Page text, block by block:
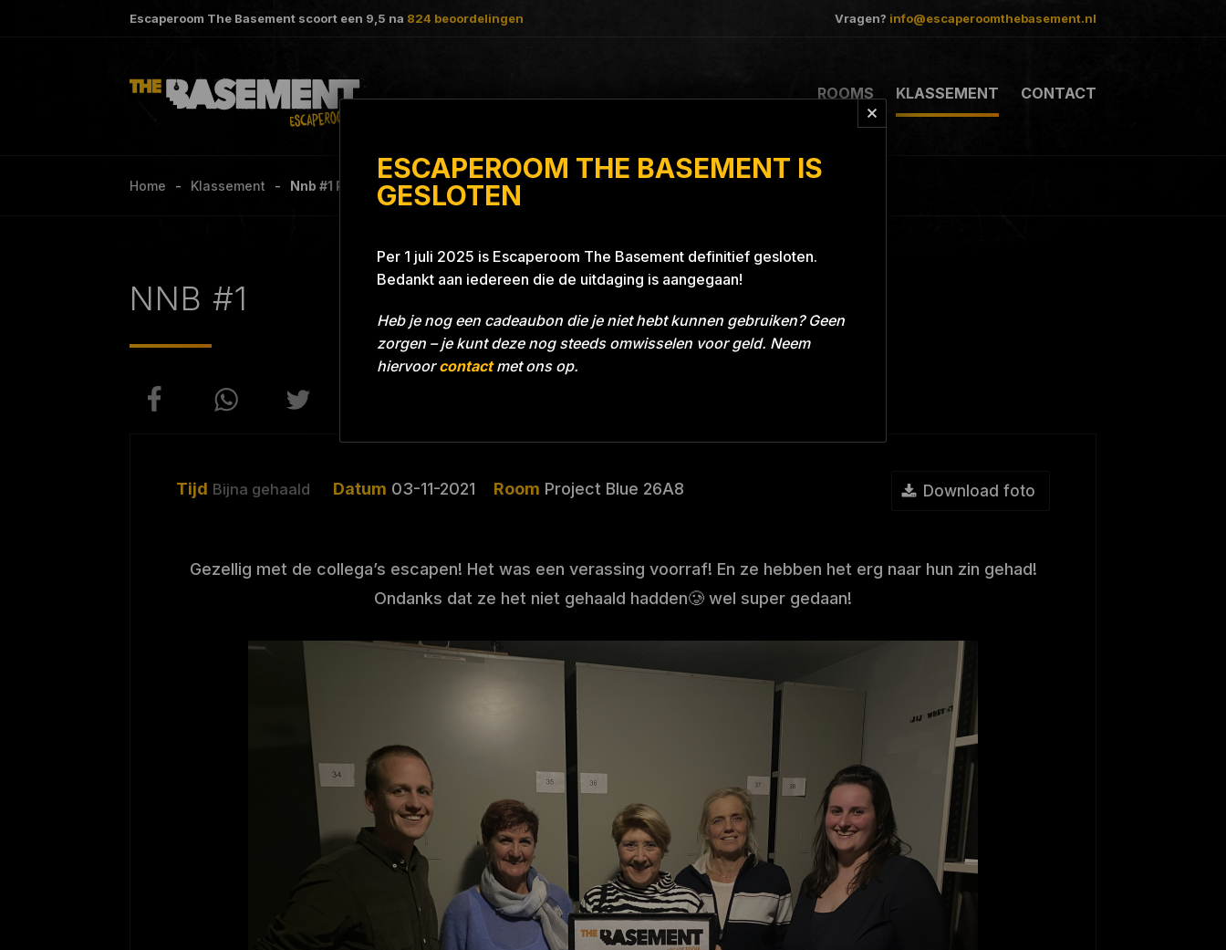
ESCAPEROOM THE BASEMENT IS
GESLOTEN
Per 1 juli 2025 is Escaperoom The Basement definitief gesloten.
Bedankt aan iedereen die de uitdaging is aangegaan!
Heb je nog een cadeaubon die je niet hebt kunnen gebruiken? Geen
zorgen – je kunt deze nog steeds omwisselen voor geld. Neem
hiervoorcontactmet ons op.
Escaperoom The Basement scoort een 9,5 na 824 beoordelingen Vragen? info@escaperoomthebasement.nl
ROOMS KLASSEMENT CONTACT
Home Klassement Nnb #1 Project Blue 26A8
NNB #1
Tijd Bijna gehaald Datum 03-11-2021 Room Project Blue 26A8 Download foto
Gezellig met de collega’s escapen! Het was een verassing voorraf! En ze hebben het erg naar hun zin gehad!
Ondanks dat ze het niet gehaald hadden🥲 wel super gedaan!